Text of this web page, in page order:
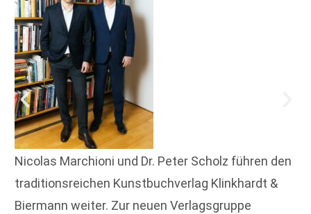
Nicolas Marchioni und Dr. Peter Scholz führen den
traditionsreichen Kunstbuchverlag Klinkhardt &
Biermann weiter. Zur neuen Verlagsgruppe